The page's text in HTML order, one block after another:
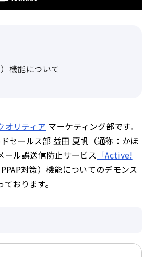
機能について
オリティア マーケティング部です。
セールス部 益田 夏帆（通称：かほ
ール誤送信防止サービス 「Active!
対策）機能についてのデモンス
おります。